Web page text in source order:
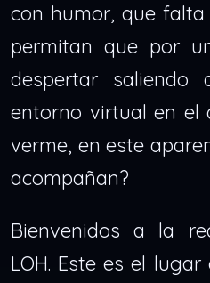
con humor, que falta
permitan que por
despertar
entorno virtual en el
verme, en este
acompañan?
Bienvenidos a la
LOH. Este es el